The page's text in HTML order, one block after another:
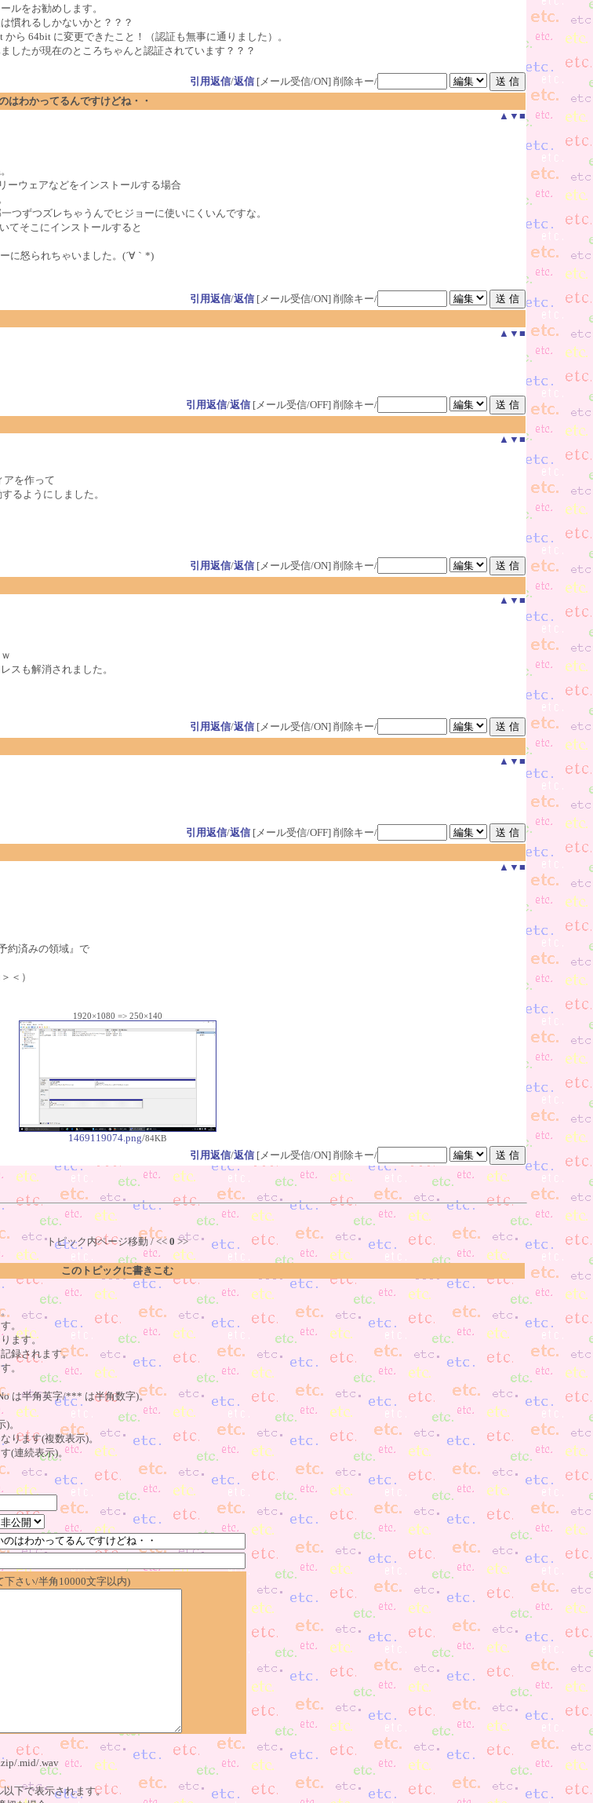
ルをお勧めします。
慣れるしかないかと？？？
ら 64bit に変更できたこと！（認証も無事に通りました）。
したが現在のところちゃんと認証されています？？？
引用返信/返信 [メール受信/ON] 削除キー/
はわかってるんですけどね・・
▲ ▼ ■
ーウェアなどをインストールする場合
つずつズレちゃうんでヒジョーに使いにくいんですな。
てそこにインストールすると
に怒られちゃいました。(´∀｀*)
引用返信/返信 [メール受信/ON] 削除キー/
▲ ▼ ■
引用返信/返信 [メール受信/OFF] 削除キー/
▲ ▼ ■
アを作って
るようにしました。
引用返信/返信 [メール受信/ON] 削除キー/
▲ ▼ ■
スも解消されました。
引用返信/返信 [メール受信/ON] 削除キー/
▲ ▼ ■
引用返信/返信 [メール受信/OFF] 削除キー/
▲ ▼ ■
約済みの領域』で
＜）
1920×1080 => 250×140
1469119074.png/84KB
引用返信/返信 [メール受信/ON] 削除キー/
トピック内ページ移動 / << 0 >>
このトピックに書きこむ
。
ます。
録されます。
。
は半角英字/*** は半角数字)。
。
ります(複数表示)。
(連続表示)。
下さい/半角10000文字以内)
.mid/.wav
下で表示されます。